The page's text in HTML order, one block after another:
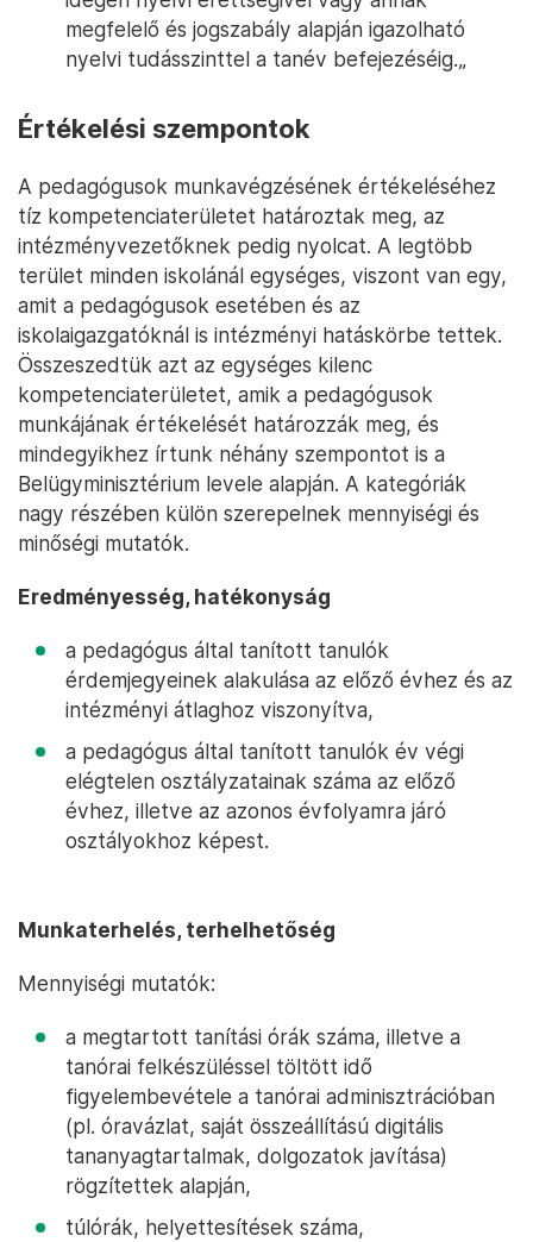
megfelelő és jogszabály alapján igazolható
nyelvi tudásszinttel a tanév befejezéséig.„
Értékelési szempontok
A pedagógusok munkavégzésének értékeléséhez
tíz kompetenciaterületet határoztak meg, az
intézményvezetőknek pedig nyolcat. A legtöbb
terület minden iskolánál egységes, viszont van egy,
amit a pedagógusok esetében és az
iskolaigazgatóknál is intézményi hatáskörbe tettek.
Összeszedtük azt az egységes kilenc
kompetenciaterületet, amik a pedagógusok
munkájának értékelését határozzák meg, és
mindegyikhez írtunk néhány szempontot is a
Belügyminisztérium levele alapján. A kategóriák
nagy részében külön szerepelnek mennyiségi és
minőségi mutatók.
Eredményesség, hatékonyság
a pedagógus által tanított tanulók
érdemjegyeinek alakulása az előző évhez és az
intézményi átlaghoz viszonyítva,
a pedagógus által tanított tanulók év végi
elégtelen osztályzatainak száma az előző
évhez, illetve az azonos évfolyamra járó
osztályokhoz képest.
Munkaterhelés, terhelhetőség
Mennyiségi mutatók:
a megtartott tanítási órák száma, illetve a
tanórai felkészüléssel töltött idő
figyelembevétele a tanórai adminisztrációban
(pl. óravázlat, saját összeállítású digitális
tananyagtartalmak, dolgozatok javítása)
rögzítettek alapján,
túlórák, helyettesítések száma,